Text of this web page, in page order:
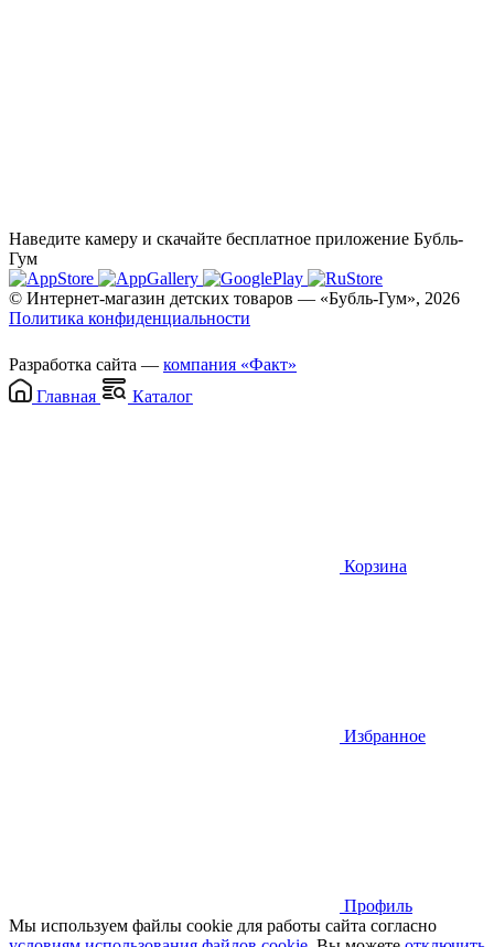
Наведите камеру и скачайте бесплатное приложение Бубль-
Гум
© Интернет-магазин детских товаров — «Бубль-Гум», 2026
Политика конфиденциальности
Разработка сайта — компания «Факт»
Главная
Каталог
Корзина
Избранное
Профиль
Мы используем файлы cookie для работы сайта согласно